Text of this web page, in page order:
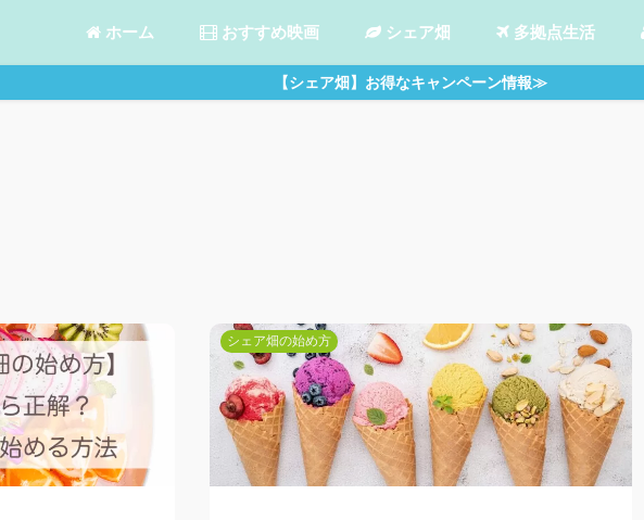
ホーム おすすめ映画 シェア畑 多拠点生活
【シェア畑】お得なキャンペーン情報≫
シェア畑の始め方